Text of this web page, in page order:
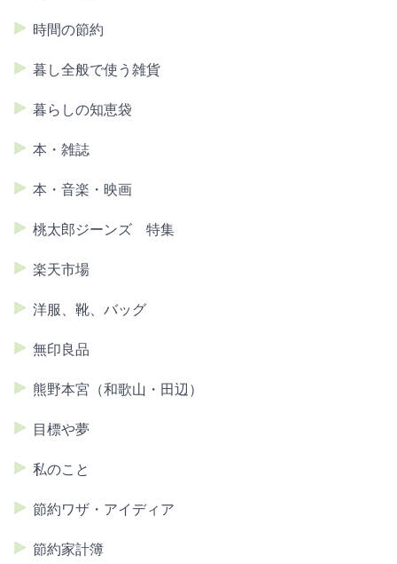
時間の節約
暮し全般で使う雑貨
暮らしの知恵袋
本・雑誌
本・音楽・映画
桃太郎ジーンズ 特集
楽天市場
洋服、靴、バッグ
無印良品
熊野本宮（和歌山・田辺）
目標や夢
私のこと
節約ワザ・アイディア
節約家計簿